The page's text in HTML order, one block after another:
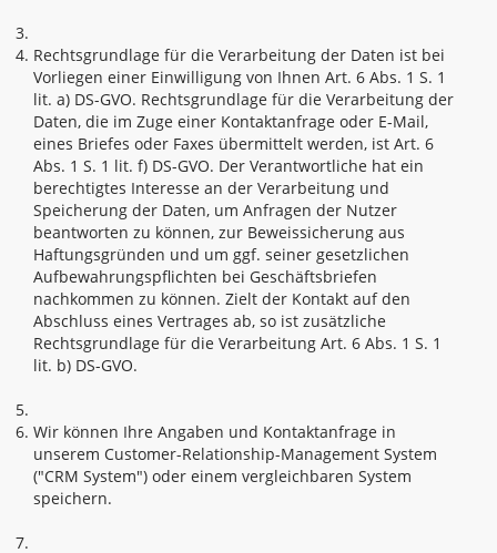
Rechtsgrundlage für die Verarbeitung der Daten ist bei
Vorliegen einer Einwilligung von Ihnen Art. 6 Abs. 1 S. 1
lit. a) DS-GVO. Rechtsgrundlage für die Verarbeitung der
Daten, die im Zuge einer Kontaktanfrage oder E-Mail,
eines Briefes oder Faxes übermittelt werden, ist Art. 6
Abs. 1 S. 1 lit. f) DS-GVO. Der Verantwortliche hat ein
berechtigtes Interesse an der Verarbeitung und
Speicherung der Daten, um Anfragen der Nutzer
beantworten zu können, zur Beweissicherung aus
Haftungsgründen und um ggf. seiner gesetzlichen
Aufbewahrungspflichten bei Geschäftsbriefen
nachkommen zu können. Zielt der Kontakt auf den
Abschluss eines Vertrages ab, so ist zusätzliche
Rechtsgrundlage für die Verarbeitung Art. 6 Abs. 1 S. 1
lit. b) DS-GVO.
Wir können Ihre Angaben und Kontaktanfrage in
unserem Customer-Relationship-Management System
("CRM System") oder einem vergleichbaren System
speichern.